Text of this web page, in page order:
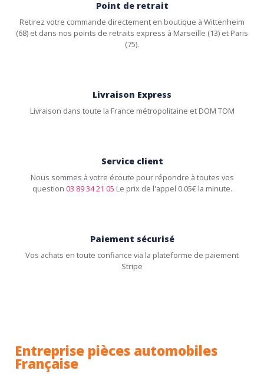
Point de retrait
Retirez votre commande directement en boutique à Wittenheim
(68) et dans nos points de retraits express à Marseille (13) et Paris
(75).
Livraison Express
Livraison dans toute la France métropolitaine et DOM TOM
Service client
Nous sommes à votre écoute pour répondre à toutes vos
question 03 89 34 21 05 Le prix de l'appel 0.05€ la minute.
Paiement sécurisé
Vos achats en toute confiance via la plateforme de paiement
Stripe
Entreprise pièces automobiles
Française